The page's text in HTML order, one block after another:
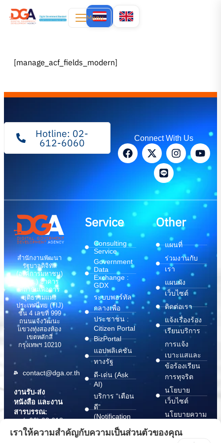
Menu
[manage_acf_fields_modern]
Hotline: 02-
612-6060 Connect With Us
สำนักงานพัฒนา
รัฐบาลดิจิทัล
(องค์การมหาชน)
(สพร.) อาคาร
สถาบันเพื่อการ
ยุติธรรมแห่ง
ประเทศไทย (TIJ)
ชั้น 4 เลขที่ 999
ถนนแจ้งวัฒนะ
แขวงทุ่งสองห้อง
เขตหลักสี่
กรุงเทพฯ 10210
contact@dga.or.th
งานรับ-ส่ง
หนังสือ และงาน
สารบรรณ:
(+66) 02 612
6000
saraban@dga.or.th
Service
Consulting
Service
Government
Data
Exchange :
GDX
ระบบพอร์ทัล
กลางเพื่อ
ประชาชน :
Citizen Portal
BizPortal
แอปพลิเคชัน
ทางรัฐ
ดี-เด่น (Ask
AI)
บริการ “เตือน
ดี”
(Notification
บริการ
Other
แผนที่
ร่วมงานกับ
เรา
แผนผัง
เว็บไซต์
ติดต่อเรา
แจ้งเรื่องร้อง
เรียนบริการ
การแจ้ง
เบาะแสและ
ข้อร้องเรียน
การทุจริต
นโยบาย
เว็บไซต์
นโยบายความ
ปลอดภัย
เราให้ความสำคัญกับความเป็นส่วนตัวของคุณ